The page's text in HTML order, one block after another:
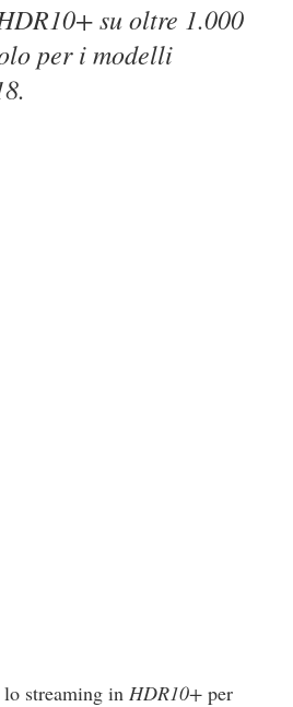
su oltre 1.000
per i modelli
streaming in HDR10+ per